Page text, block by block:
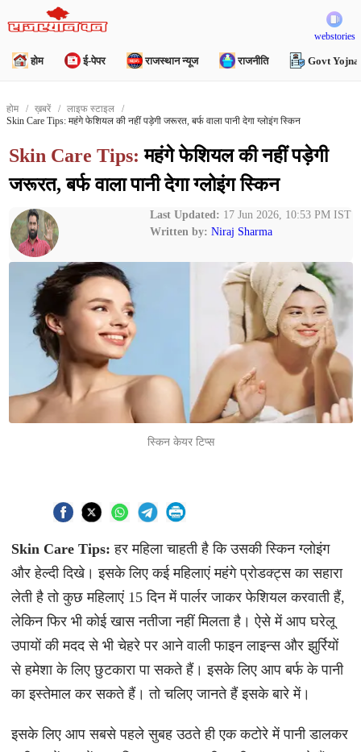
webstories
होम ई-पेपर राजस्थान न्यूज राजनीति Govt Yojna
होम ख़बरें
लाइफ स्टाइल
Skin Care Tips: महंगे फेशियल की नहीं पड़ेगी जरूरत, बर्फ वाला पानी देगा ग्लोइंग स्किन
Skin Care Tips: महंगे फेशियल की नहीं पड़ेगी
जरूरत, बर्फ वाला पानी देगा ग्लोइंग स्किन
Last Updated: 17 Jun 2026, 10:53 PM IST
Written by: Niraj Sharma
स्किन केयर टिप्स
Skin Care Tips:हर महिला चाहती है कि उसकी स्किन ग्लोइंग
और हेल्दी दिखे। इसके लिए कई महिलाएं महंगे प्रोडक्ट्स का सहारा
लेती है तो कुछ महिलाएं 15 दिन में पार्लर जाकर फेशियल करवाती हैं,
लेकिन फिर भी कोई खास नतीजा नहीं मिलता है। ऐसे में आप घरेलू
उपायों की मदद से भी चेहरे पर आने वाली फाइन लाइन्स और झुर्रियों
से हमेशा के लिए छुटकारा पा सकते हैं। इसके लिए आप बर्फ के पानी
का इस्तेमाल कर सकते हैं। तो चलिए जानते हैं इसके बारे में।
इसके लिए आप सबसे पहले सुबह उठते ही एक कटोरे में पानी डालकर